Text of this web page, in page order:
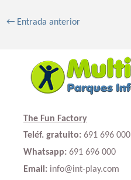
←Entrada anterior
The Fun Factory
Teléf. gratuito: 691 696 000
Whatsapp: 691 696 000
Email: info@int-play.com